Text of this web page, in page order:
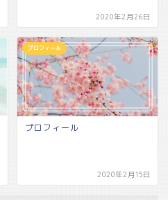
2020年2月26日
プロフィール
プロフィール
2020年2月15日